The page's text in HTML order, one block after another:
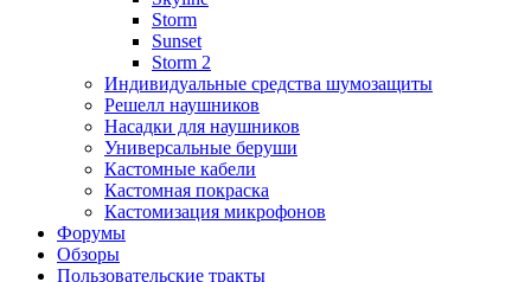
Storm
Sunset
Storm 2
Индивидуальные средства шумозащиты
Решелл наушников
Насадки для наушников
Универсальные беруши
Кастомные кабели
Кастомная покраска
Кастомизация микрофонов
Форумы
Обзоры
Пользовательские тракты